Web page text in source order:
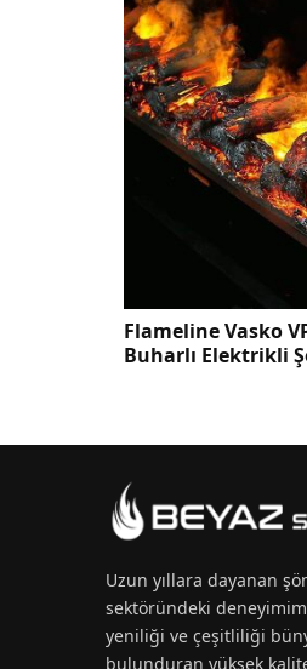
VP Serisi 100 cm
150
Uzun yıllara dayanan
sektöründeki
yeniliği ve çeşitliliği
bulunduran yüksek